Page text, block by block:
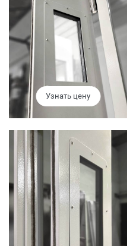
c 9:00 до 21:00
работаем
04-78
24-85
Узнать цену